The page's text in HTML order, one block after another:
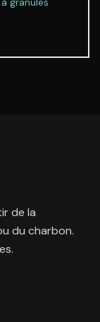
de la
du charbon.